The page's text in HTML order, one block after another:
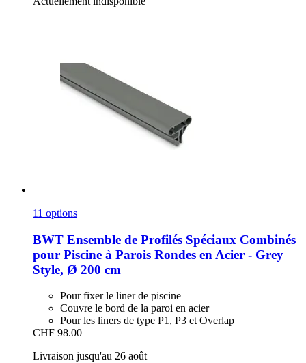
11 options
BWT Ensemble de Profilés Spéciaux Combinés
pour Piscine à Parois Rondes en Acier -​ Grey
Style, Ø 200 cm
Pour fixer le liner de piscine
Couvre le bord de la paroi en acier
Pour les liners de type P1, P3 et Overlap
CHF 98.00
Livraison jusqu'au 26 août